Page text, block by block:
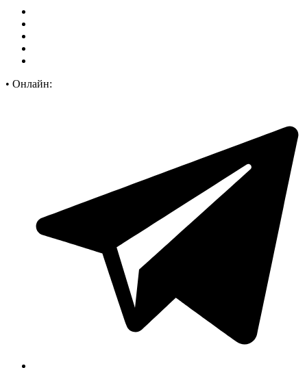
• Онлайн: